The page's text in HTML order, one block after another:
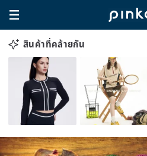
สินค้าที่คล้ายกัน